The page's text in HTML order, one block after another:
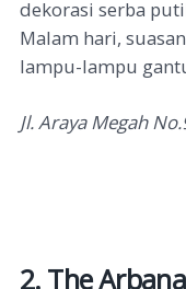
dekorasi serba
Malam hari,
lampu-lampu
Jl. Araya Megah
2. The